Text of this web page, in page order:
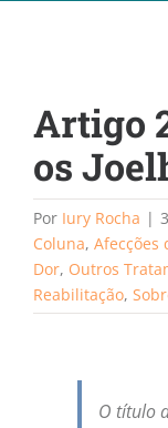
Artigo
os
Por Iury Rocha |
Coluna, Afecções
Dor, Outros
Reabilitação,
O título